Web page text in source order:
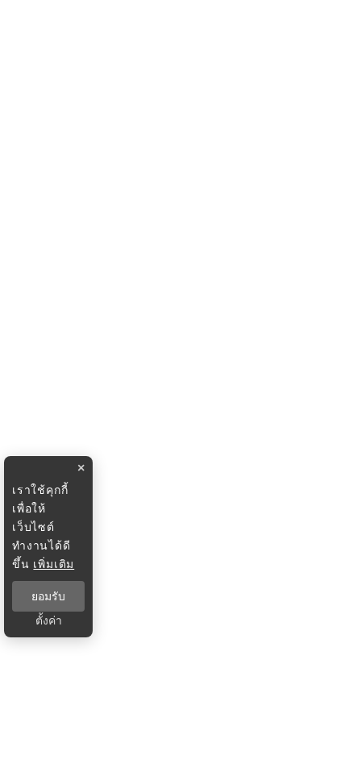
×
เราใช้คุกกี้
เพื่อให้
เว็บไซต์
ทำงานได้ดี
ขึ้น เพิ่มเติม
ยอมรับ
ตั้งค่า